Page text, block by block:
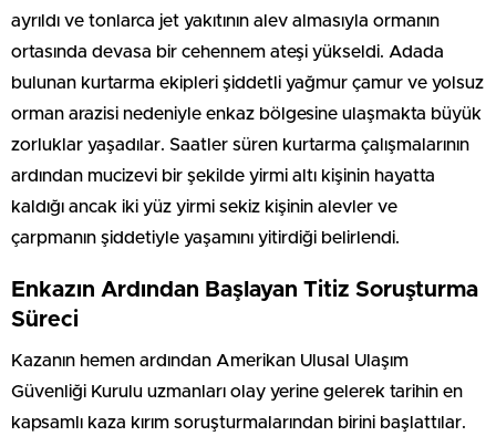
ayrıldı ve tonlarca jet yakıtının alev almasıyla ormanın
ortasında devasa bir cehennem ateşi yükseldi. Adada
bulunan kurtarma ekipleri şiddetli yağmur çamur ve yolsuz
orman arazisi nedeniyle enkaz bölgesine ulaşmakta büyük
zorluklar yaşadılar. Saatler süren kurtarma çalışmalarının
ardından mucizevi bir şekilde yirmi altı kişinin hayatta
kaldığı ancak iki yüz yirmi sekiz kişinin alevler ve
çarpmanın şiddetiyle yaşamını yitirdiği belirlendi.
Enkazın Ardından Başlayan Titiz Soruşturma
Süreci
Kazanın hemen ardından Amerikan Ulusal Ulaşım
Güvenliği Kurulu uzmanları olay yerine gelerek tarihin en
kapsamlı kaza kırım soruşturmalarından birini başlattılar.